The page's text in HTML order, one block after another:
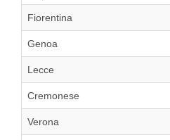
Fiorentina
Genoa
Lecce
Cremonese
Verona